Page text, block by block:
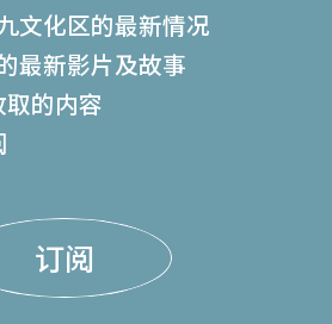
文化区的最新情况
最新影片及故事
取的内容
订阅